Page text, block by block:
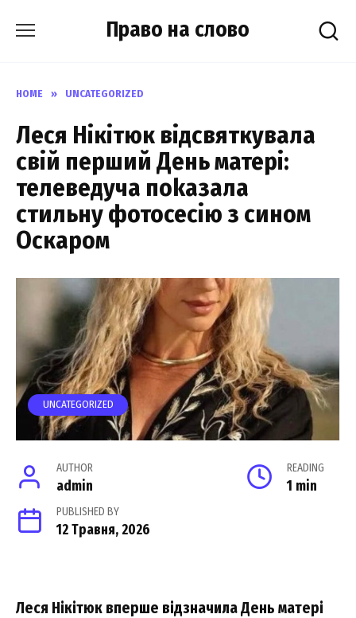
Право на слово
HOME » UNCATEGORIZED
Леся Нікітюк відсвяткувала
свій перший День матері:
телеведуча поkазала
стильну фотосесію з сином
Оскаром
UNCATEGORIZED
AUTHOR
admin
READING
1 min
PUBLISHED BY
12 Травня, 2026
Леся Нікітюк вперше відзначила День матері